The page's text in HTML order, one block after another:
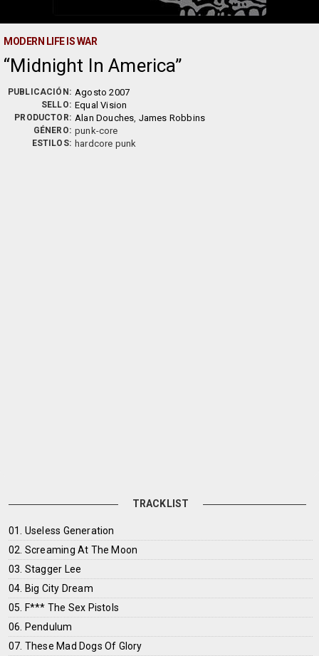
MODERN LIFE IS WAR
Midnight In America
PUBLICACIÓN: Agosto 2007
SELLO: Equal Vision
PRODUCTOR: Alan Douches, James Robbins
GÉNERO: punk-core
ESTILOS: hardcore punk
TRACKLIST
01. Useless Generation
02. Screaming At The Moon
03. Stagger Lee
04. Big City Dream
05. F*** The Sex Pistols
06. Pendulum
07. These Mad Dogs Of Glory